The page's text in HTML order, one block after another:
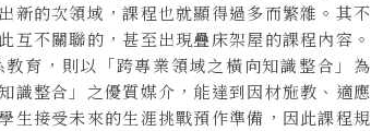
新的次領域，課程也就顯得過多而繁雜。其不
互不關聯的，甚至出現疊床架屋的課程內容。
育，則以「跨專業領域之橫向知識整合」為
識整合」之優質媒介，能達到因材施教、適應
生接受未來的生涯挑戰預作準備，因此課程規